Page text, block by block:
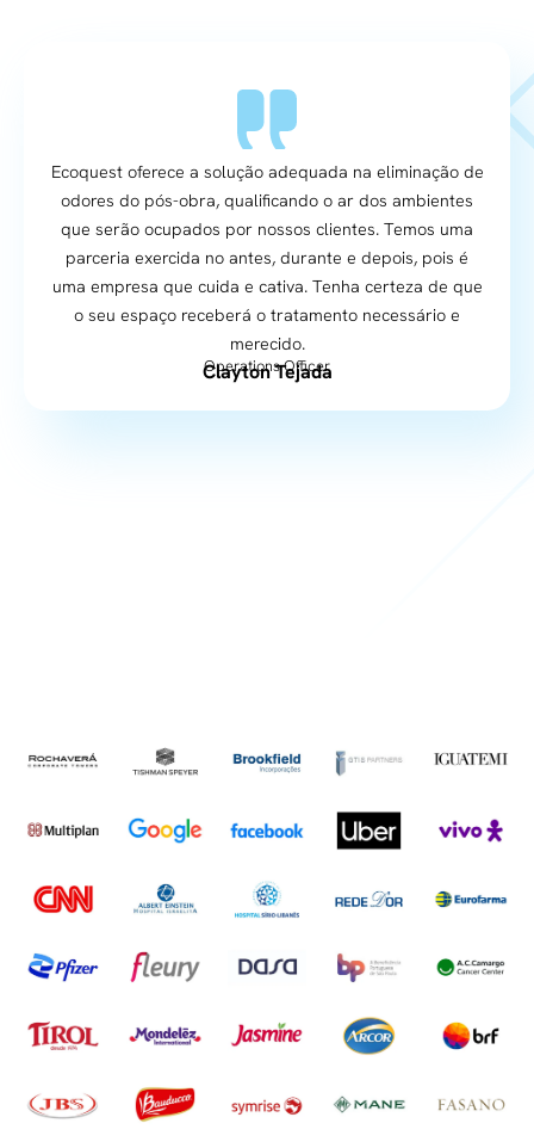
Ecoquest oferece a solução adequada na eliminação de
odores do pós-obra, qualificando o ar dos ambientes
que serão ocupados por nossos clientes. Temos uma
parceria exercida no antes, durante e depois, pois é
uma empresa que cuida e cativa. Tenha certeza de que
o seu espaço receberá o tratamento necessário e
merecido.
Clayton Tejada
Operations Officer